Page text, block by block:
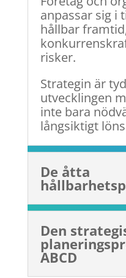
anpassar sig i
hållbar
risker.
Strategin är
utvecklingen
inte bara
långsiktigt
De åtta
Den
ABCD